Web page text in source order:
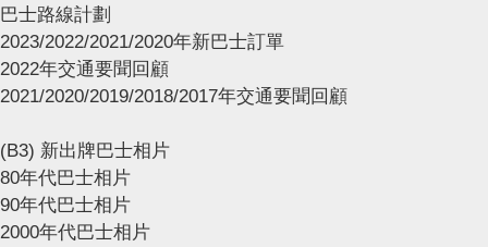
巴士路線計劃
2023/2022/2021/2020年新巴士訂單
2022年交通要聞回顧
2021/2020/2019/2018/2017年交通要聞回顧
(B3) 新出牌巴士相片
80年代巴士相片
90年代巴士相片
2000年代巴士相片